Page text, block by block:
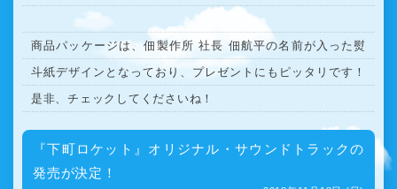
商品パッケージは、佃製作所 社長 佃航平の名前が入った熨
斗紙デザインとなっており、プレゼントにもピッタリです！
是非、チェックしてくださいね！
『下町ロケット』オリジナル・サウンドトラックの
発売が決定！